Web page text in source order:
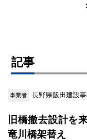
記事
事業者 長野県飯田建設
旧橋撤去設計を
竜川橋架替え